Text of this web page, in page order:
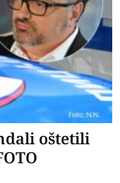
oštetili